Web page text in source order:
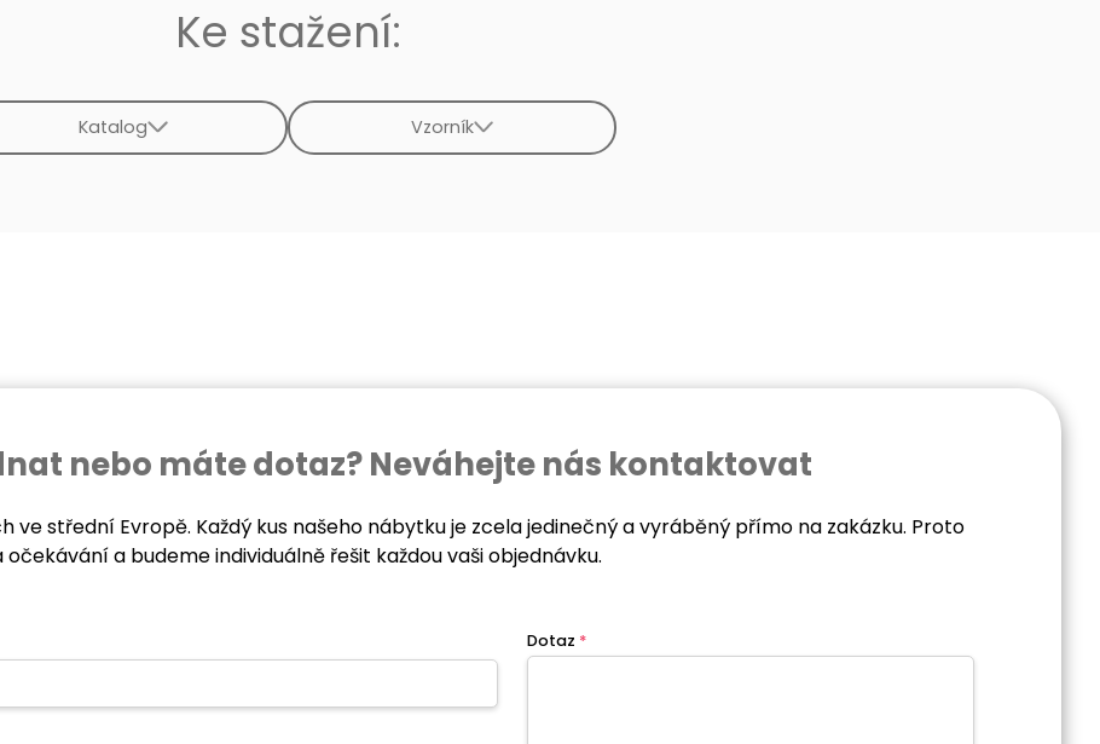
Ke stažení:
Katalog Vzorník
nebo máte dotaz? Neváhejte nás kontaktovat
střední Evropě. Každý kus našeho nábytku je zcela jedinečný a vyráběný přímo na zakázku. Proto
a budeme individuálně řešit každou vaši objednávku.
Dotaz *